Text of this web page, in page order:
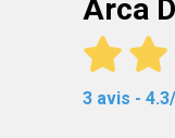
Arca
3 avis -